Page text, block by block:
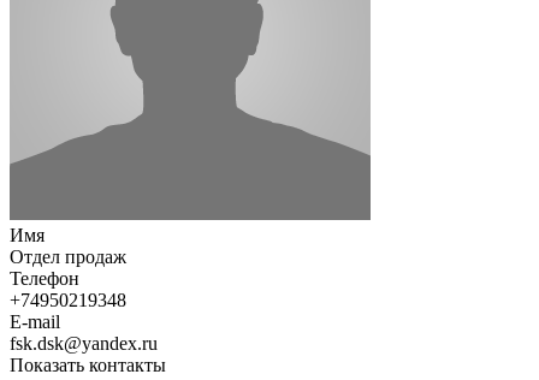
Имя
Отдел продаж
Телефон
+74950219348
E-mail
fsk.dsk@yandex.ru
Показать контакты